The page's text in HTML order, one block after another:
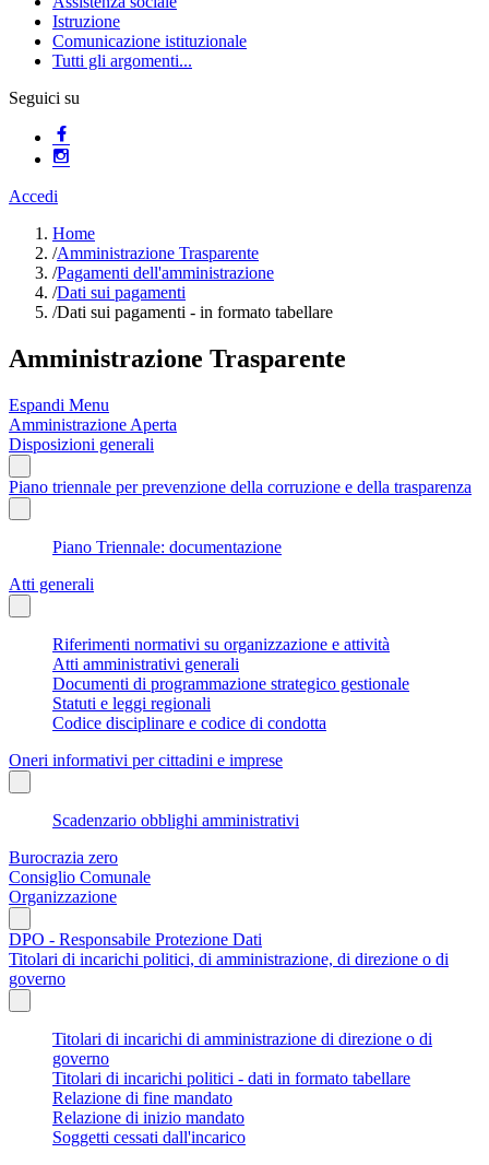
Istruzione
Comunicazione istituzionale
Tutti gli argomenti...
Seguici su
Accedi
Home
/Amministrazione Trasparente
/Pagamenti dell'amministrazione
/Dati sui pagamenti
/Dati sui pagamenti - in formato tabellare
Amministrazione Trasparente
Espandi Menu
Amministrazione Aperta
Disposizioni generali
Piano triennale per prevenzione della corruzione e della trasparenza
Piano Triennale: documentazione
Atti generali
Riferimenti normativi su organizzazione e attività
Atti amministrativi generali
Documenti di programmazione strategico gestionale
Statuti e leggi regionali
Codice disciplinare e codice di condotta
Oneri informativi per cittadini e imprese
Scadenzario obblighi amministrativi
Burocrazia zero
Consiglio Comunale
Organizzazione
DPO - Responsabile Protezione Dati
Titolari di incarichi politici, di amministrazione, di direzione o di
governo
Titolari di incarichi di amministrazione di direzione o di
governo
Titolari di incarichi politici - dati in formato tabellare
Relazione di fine mandato
Relazione di inizio mandato
Soggetti cessati dall'incarico